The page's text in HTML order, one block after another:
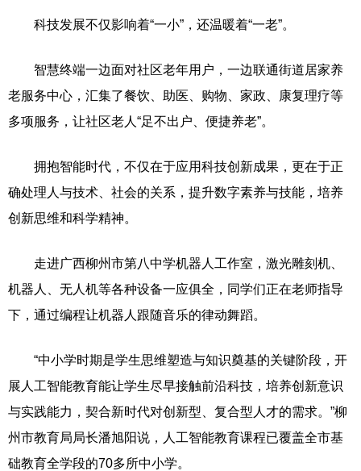
科技发展不仅影响着“一小”，还温暖着“一老”。
智慧终端一边面对社区老年用户，一边联通街道居家养
老服务中心，汇集了餐饮、助医、购物、家政、康复理疗等
多项服务，让社区老人“足不出户、便捷养老”。
拥抱智能时代，不仅在于应用科技创新成果，更在于正
确处理人与技术、社会的关系，提升数字素养与技能，培养
创新思维和科学精神。
走进广西柳州市第八中学机器人工作室，激光雕刻机、
机器人、无人机等各种设备一应俱全，同学们正在老师指导
下，通过编程让机器人跟随音乐的律动舞蹈。
“中小学时期是学生思维塑造与知识奠基的关键阶段，开
展人工智能教育能让学生尽早接触前沿科技，培养创新意识
与实践能力，契合新时代对创新型、复合型人才的需求。”柳
州市教育局局长潘旭阳说，人工智能教育课程已覆盖全市基
础教育全学段的70多所中小学。